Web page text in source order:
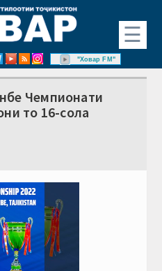
☰
"Ховар FM"
Чемпионати
то 16-сола